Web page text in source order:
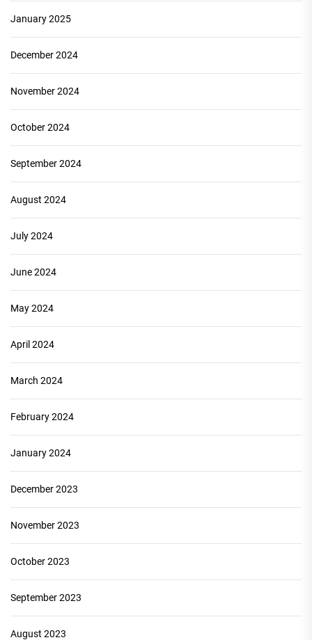
January 2025
December 2024
November 2024
October 2024
September 2024
August 2024
July 2024
June 2024
May 2024
April 2024
March 2024
February 2024
January 2024
December 2023
November 2023
October 2023
September 2023
August 2023